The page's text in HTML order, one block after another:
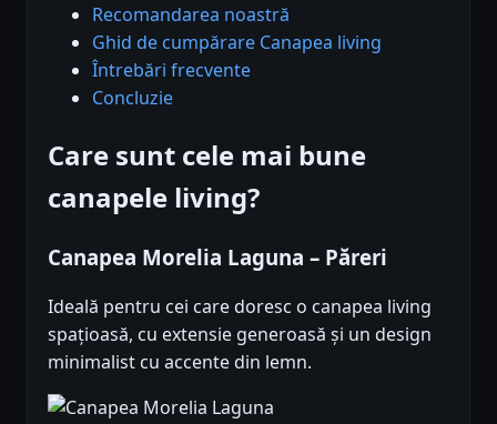
Recomandarea noastră
Ghid de cumpărare Canapea living
Întrebări frecvente
Concluzie
Care sunt cele mai bune
canapele living?
Canapea Morelia Laguna – Păreri
Ideală pentru cei care doresc o canapea living
spațioasă, cu extensie generoasă și un design
minimalist cu accente din lemn.